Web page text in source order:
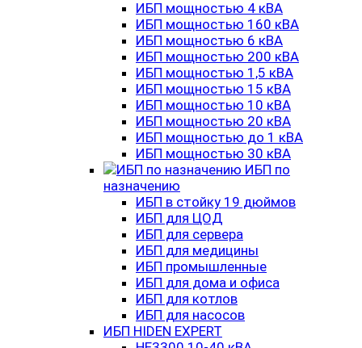
ИБП мощностью 4 кВА
ИБП мощностью 160 кВА
ИБП мощностью 6 кВА
ИБП мощностью 200 кВА
ИБП мощностью 1,5 кВА
ИБП мощностью 15 кВА
ИБП мощностью 10 кВА
ИБП мощностью 20 кВА
ИБП мощностью до 1 кВА
ИБП мощностью 30 кВА
ИБП по
назначению
ИБП в стойку 19 дюймов
ИБП для ЦОД
ИБП для сервера
ИБП для медицины
ИБП промышленные
ИБП для дома и офиса
ИБП для котлов
ИБП для насосов
ИБП HIDEN EXPERT